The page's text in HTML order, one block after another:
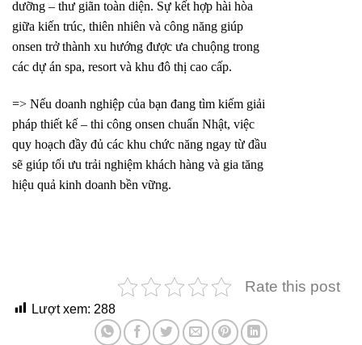
dưỡng – thư giãn toàn diện. Sự kết hợp hài hòa
giữa kiến trúc, thiên nhiên và công năng giúp
onsen trở thành xu hướng được ưa chuộng trong
các dự án spa, resort và khu đô thị cao cấp.
=> Nếu doanh nghiệp của bạn đang tìm kiếm giải
pháp thiết kế – thi công onsen chuẩn Nhật, việc
quy hoạch đầy đủ các khu chức năng ngay từ đầu
sẽ giúp tối ưu trải nghiệm khách hàng và gia tăng
hiệu quả kinh doanh bền vững.
Rate this post
Lượt xem: 288